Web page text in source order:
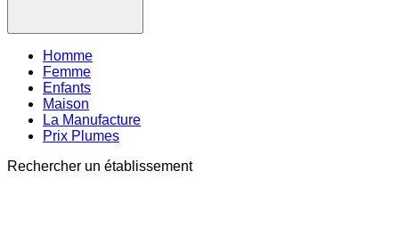
Homme
Femme
Enfants
Maison
La Manufacture
Prix Plumes
Rechercher un établissement